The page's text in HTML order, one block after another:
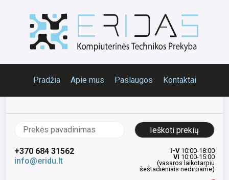
Pradžia Apie mus Paslaugos Kontaktai
Ieškoti:
+370 684 31562
info@eridu.lt
I-V10:00-18:00
VI 10:00-15:00
(vasaros laikotarpiu
šeštadieniais nedirbame)